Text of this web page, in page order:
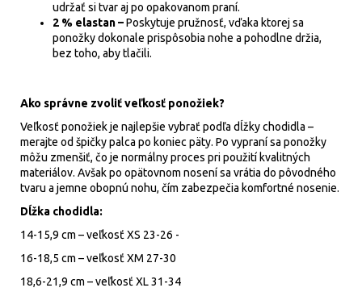
udržať si tvar aj po opakovanom praní.
2 % elastan –Poskytuje pružnosť, vďaka ktorej sa
ponožky dokonale prispôsobia nohe a pohodlne držia,
bez toho, aby tlačili.
Ako správne zvoliť veľkosť ponožiek?
Veľkosť ponožiek je najlepšie vybrať podľa dĺžky chodidla –
merajte od špičky palca po koniec päty. Po vypraní sa ponožky
môžu zmenšiť, čo je normálny proces pri použití kvalitných
materiálov. Avšak po opätovnom nosení sa vrátia do pôvodného
tvaru a jemne obopnú nohu, čím zabezpečia komfortné nosenie.
Dĺžka chodidla:
14-15,9 cm – veľkosť XS 23-26 -
16-18,5 cm – veľkosť XM 27-30
18,6-21,9 cm – veľkosť XL 31-34